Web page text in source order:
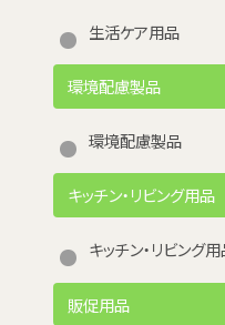
生活ケア用品
環境配慮製品
環境配慮製品
キッチン・リビング用品
キッチン・リビング
販促用品